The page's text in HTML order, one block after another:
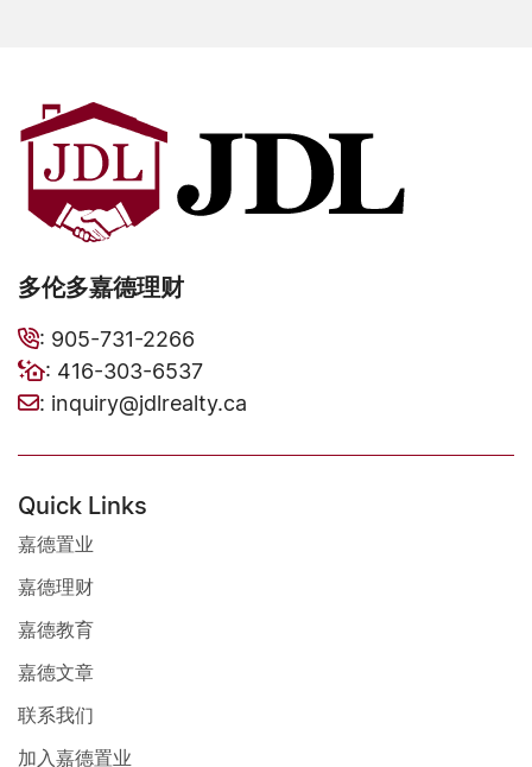
多伦多嘉德理财
: 905-731-2266
: 416-303-6537
: inquiry@jdlrealty.ca
Quick Links
嘉德置业
嘉德理财
嘉德教育
嘉德文章
联系我们
加入嘉德置业